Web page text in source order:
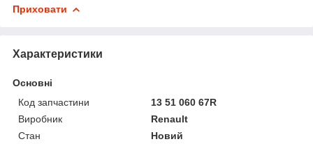
Приховати
Характеристики
Основні
Код запчастини
13 51 060 67R
Виробник
Renault
Стан
Новий